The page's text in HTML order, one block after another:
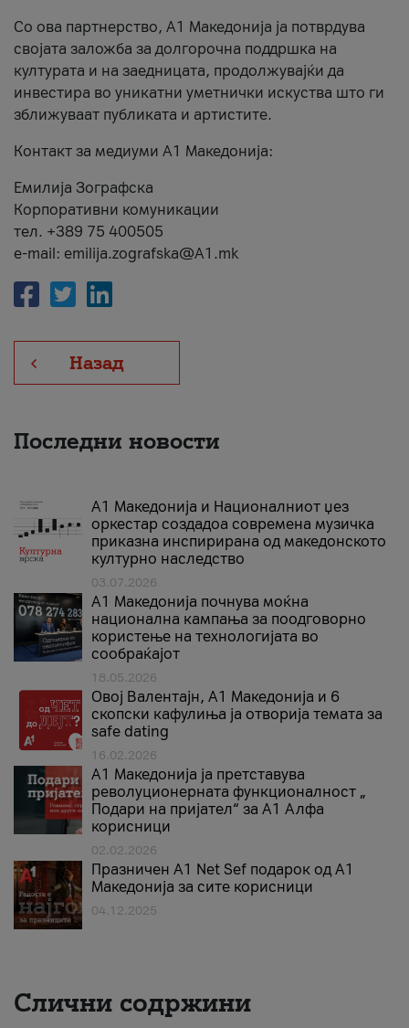
Со ова партнерство, A1 Македонија ја потврдува
својата заложба за долгорочна поддршка на
културата и на заедницата, продолжувајќи да
инвестира во уникатни уметнички искуства што ги
зближуваат публиката и артистите.
Контакт за медиуми А1 Македонија:
Емилија Зографска
Корпоративни комуникации
тел. +389 75 400505
e-mail: emilija.zografska@A1.mk
Назад
Последни новости
А1 Македонија и Националниот џез
оркестар создадоа современа музичка
приказна инспирирана од македонското
културно наследство
03.07.2026
A1 Македонија почнува моќна
национална кампања за поодговорно
користење на технологијата во
сообраќајот
18.05.2026
Овој Валентајн, A1 Македонија и 6
скопски кафулиња ја отворија темата за
safe dating
16.02.2026
А1 Македонија ја претставува
револуционерната функционалност „
Подари на пријател“ за А1 Алфа
корисници
02.02.2026
Празничен A1 Net Sеf подарок од А1
Македонија за сите корисници
04.12.2025
Слични содржини